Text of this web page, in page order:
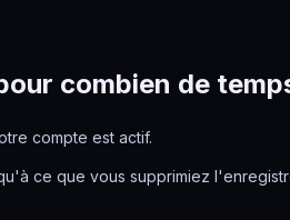
combien de
compte est actif.
ce que vous supprimiez